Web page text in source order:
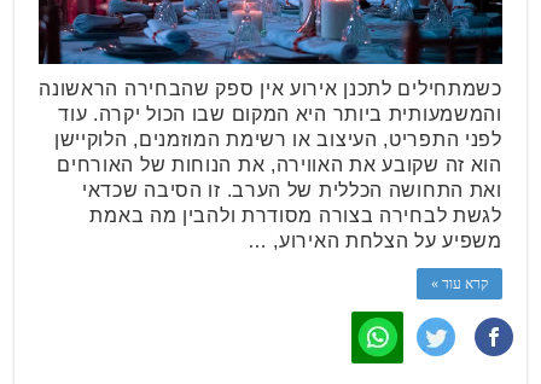
כשמתחילים לתכנן אירוע אין ספק שהבחירה הראשונה
והמשמעותית ביותר היא המקום שבו הכול יקרה. עוד
לפני התפריט, העיצוב או רשימת המוזמנים, הלוקיישן
הוא זה שקובע את האווירה, את הנוחות של האורחים
ואת התחושה הכללית של הערב. זו הסיבה שכדאי
לגשת לבחירה בצורה מסודרת ולהבין מה באמת
משפיע על הצלחת האירוע, …
קרא עוד »